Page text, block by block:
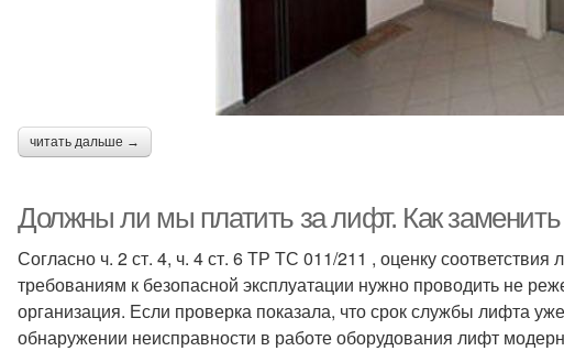
читать дальше →
Должны ли мы платить за лифт. Как
Согласно ч. 2 ст. 4, ч. 4 ст. 6 ТР ТС 011/211 , оценку
требованиям к безопасной эксплуатации нужно проводить не
организация. Если проверка показала, что срок службы лифта
обнаружении неисправности в работе оборудования лифт